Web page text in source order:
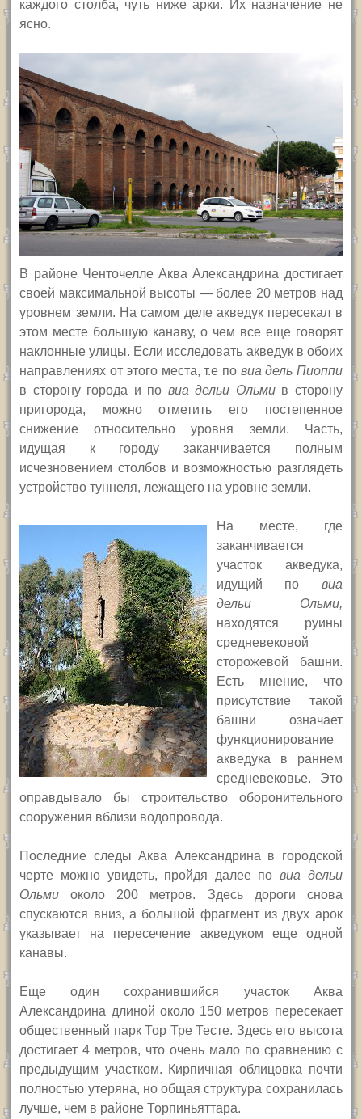
каждого столба, чуть ниже арки. Их назначение не
ясно.
В районе Ченточелле Аква Александрина достигает
своей максимальной высоты — более 20 метров над
уровнем земли. На самом деле акведук пересекал в
этом месте большую канаву, о чем все еще говорят
наклонные улицы. Если исследовать акведук в обоих
направлениях от этого места, т.е по виа дель Пиоппи
в сторону города и по виа дельи Ольмив сторону
пригорода, можно отметить его постепенное
снижение относительно уровня земли. Часть,
идущая к городу заканчивается полным
исчезновением столбов и возможностью разглядеть
устройство туннеля, лежащего на уровне земли.
На месте, где
заканчивается
участок акведука,
идущий по виа
дельи Ольми,
находятся руины
средневековой
сторожевой башни.
Есть мнение, что
присутствие такой
башни означает
функционирование
акведука в раннем
средневековье. Это
оправдывало бы строительство оборонительного
сооружения вблизи водопровода.
Последние следы Аква Александрина в городской
черте можно увидеть, пройдя далее по виа дельи
Ольми около 200 метров. Здесь дороги снова
спускаются вниз, а большой фрагмент из двух арок
указывает на пересечение акведуком еще одной
канавы.
Еще один сохранившийся участок Аква
Александрина длиной около 150 метров пересекает
общественный парк Тор Тре Тесте. Здесь его высота
достигает 4 метров, что очень мало по сравнению с
предыдущим участком. Кирпичная облицовка почти
полностью утеряна, но общая структура сохранилась
лучше, чем в районе Торпиньяттара.